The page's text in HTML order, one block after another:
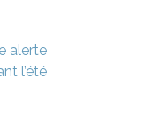
alerte
l’été